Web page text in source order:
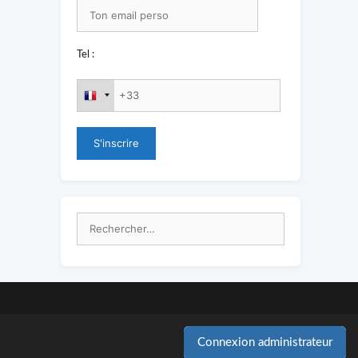
Tel :
Connexion administrateur